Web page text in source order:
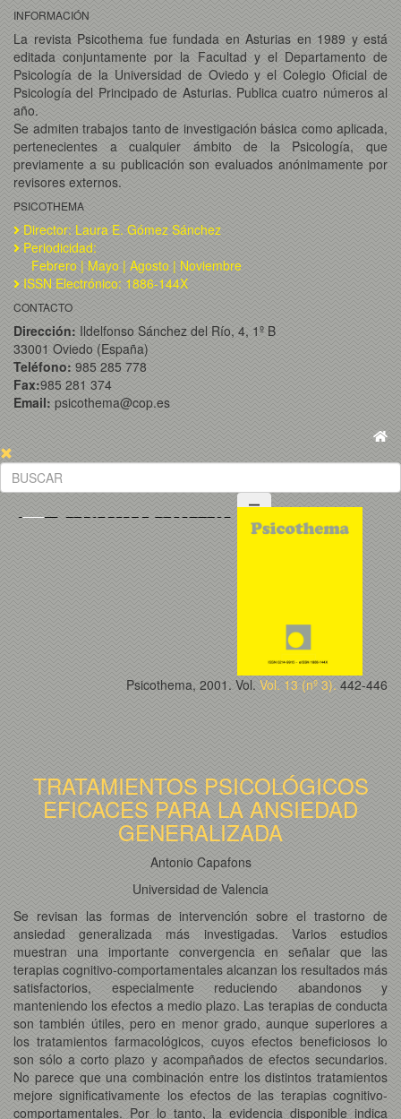
INFORMACIÓN
La revista Psicothema fue fundada en Asturias en 1989 y está
editada conjuntamente por la Facultad y el Departamento de
Psicología de la Universidad de Oviedo y el Colegio Oficial de
Psicología del Principado de Asturias. Publica cuatro números al
año.
Se admiten trabajos tanto de investigación básica como aplicada,
pertenecientes a cualquier ámbito de la Psicología, que
previamente a su publicación son evaluados anónimamente por
revisores externos.
PSICOTHEMA
Director: Laura E. Gómez Sánchez
Periodicidad:
Febrero | Mayo | Agosto | Noviembre
ISSN Electrónico: 1886-144X
CONTACTO
Dirección: Ildelfonso Sánchez del Río, 4, 1º B
33001 Oviedo (España)
Teléfono: 985 285 778
Fax:985 281 374
Email: psicothema@cop.es
Psicothema, 2001. Vol. Vol. 13 (nº 3). 442-446
TRATAMIENTOS PSICOLÓGICOS
EFICACES PARA LA ANSIEDAD
GENERALIZADA
Antonio Capafons
Universidad de Valencia
Se revisan las formas de intervención sobre el trastorno de
ansiedad generalizada más investigadas. Varios estudios
muestran una importante convergencia en señalar que las
terapias cognitivo-comportamentales alcanzan los resultados más
satisfactorios, especialmente reduciendo abandonos y
manteniendo los efectos a medio plazo. Las terapias de conducta
son también útiles, pero en menor grado, aunque superiores a
los tratamientos farmacológicos, cuyos efectos beneficiosos lo
son sólo a corto plazo y acompañados de efectos secundarios.
No parece que una combinación entre los distintos tratamientos
mejore significativamente los efectos de las terapias cognitivo-
comportamentales. Por lo tanto, la evidencia disponible indica